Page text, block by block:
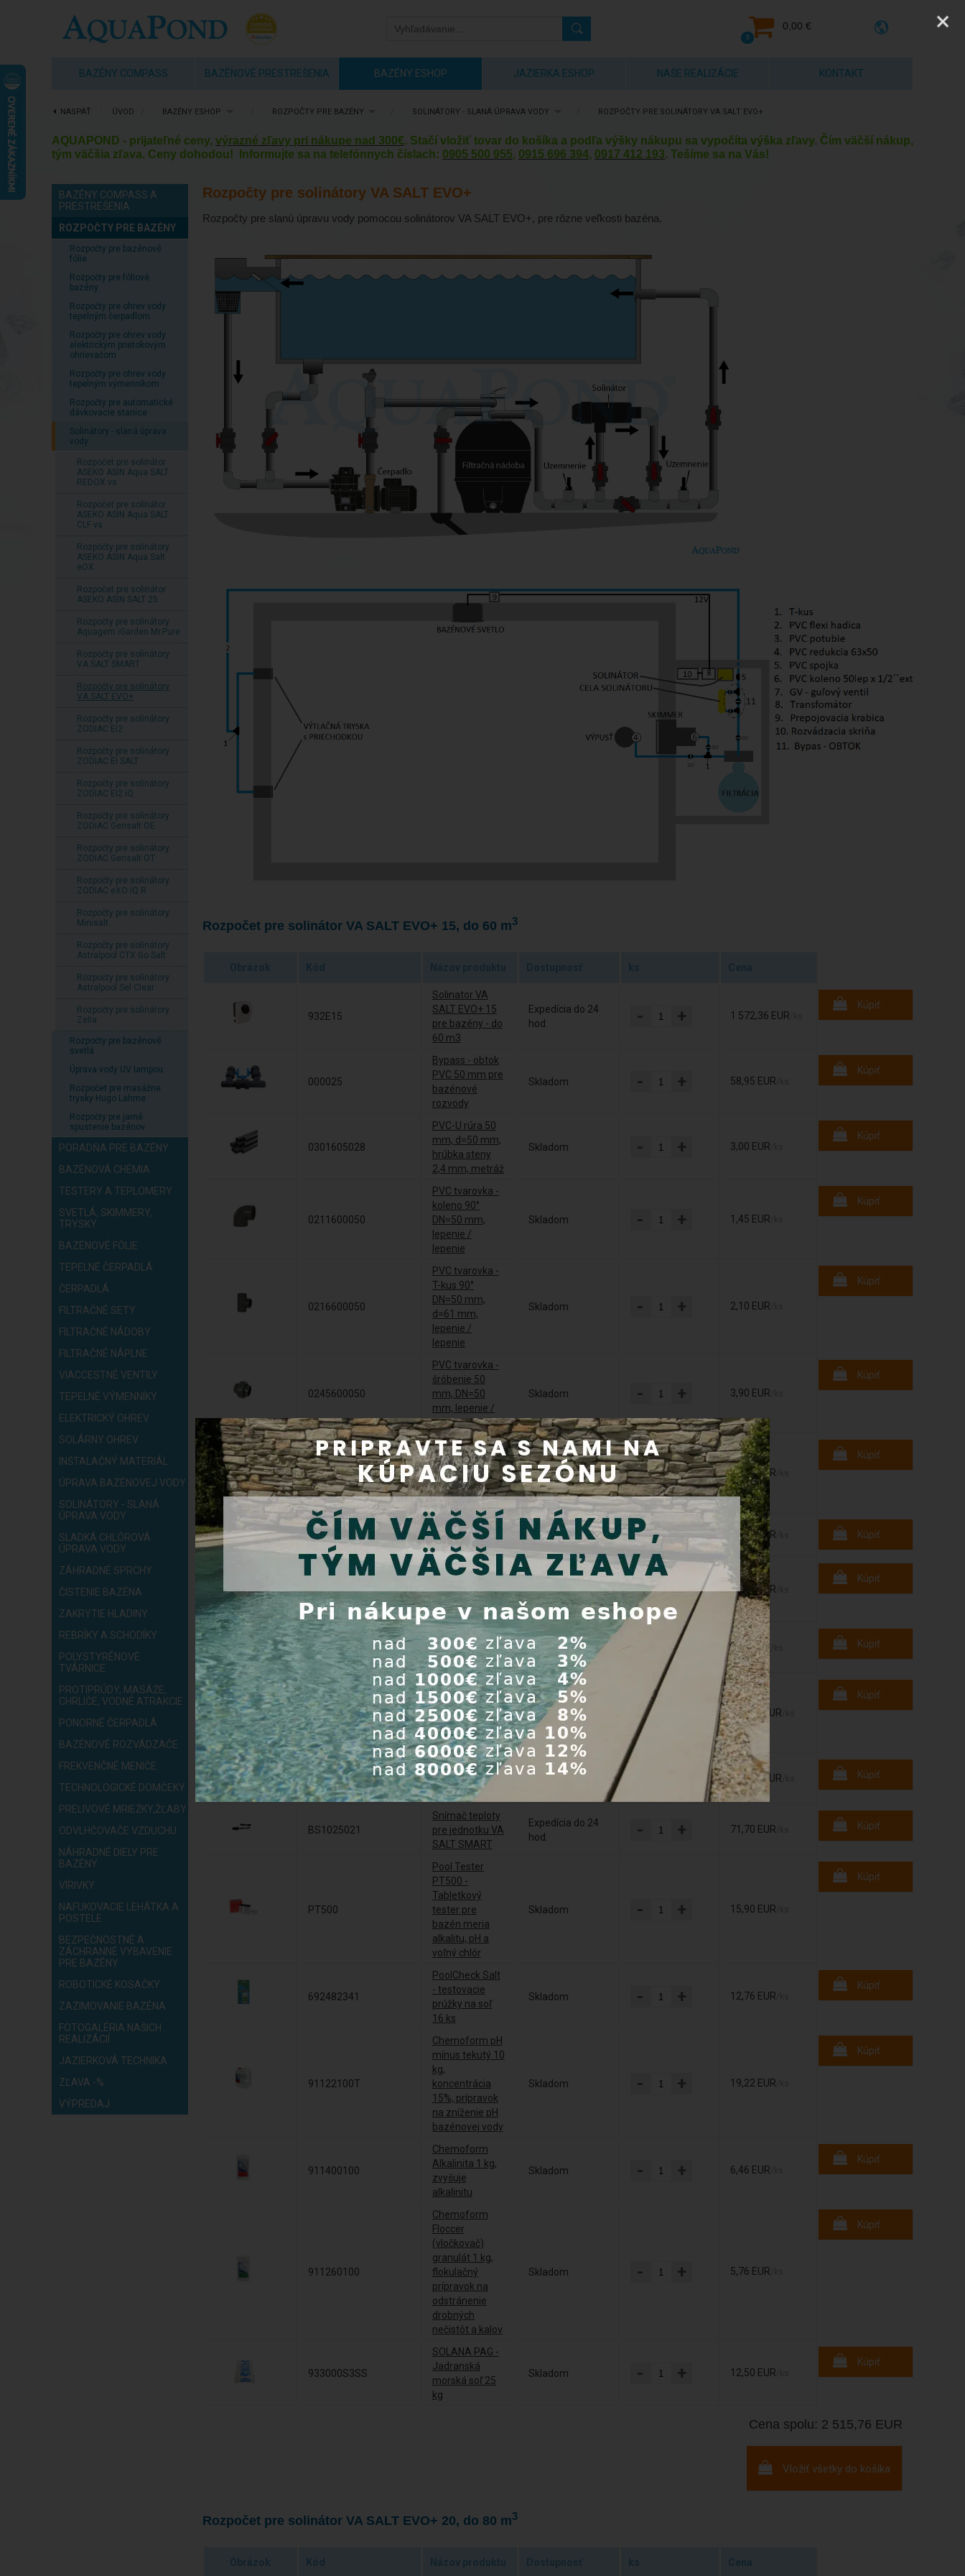
0,00 €
0
BAZÉNY COMPASS BAZÉNOVÉ PRESTREŠENIA BAZÉNY ESHOP JAZIERKA ESHOP NAŠE REALIZÁCIE KONTAKT
NASPÄŤ ÚVOD BAZÉNY ESHOP ROZPOČTY PRE BAZÉNY SOLINÁTORY - SLANÁ ÚPRAVA VODY ROZPOČTY PRE SOLINÁTORY VA SALT EVO+
AQUAPOND - prijateľné ceny, výrazné zľavy pri nákupe nad 300€. Stačí vložiť tovar do košíka a podľa výšky nákupu sa vypočíta výška zľavy. Čím väčší nákup,
tým väčšia zľava. Ceny dohodou! Informujte sa na telefónnych číslach: 0905 500 955, 0915 696 394, 0917 412 193. Tešíme sa na Vás!
BAZÉNY COMPASS A
PRESTREŠENIA
ROZPOČTY PRE BAZÉNY
Rozpočty pre bazénové
fólie
Rozpočty pre fóliové
bazény
Rozpočty pre ohrev vody
tepelným čerpadlom
Rozpočty pre ohrev vody
elektrickým prietokovým
ohrievačom
Rozpočty pre ohrev vody
tepelným výmenníkom
Rozpočty pre automatické
dávkovacie stanice
Solinátory - slaná úprava
vody
Rozpočet pre solinátor
ASEKO ASIN Aqua SALT
REDOX vs
Rozpočet pre solinátor
ASEKO ASIN Aqua SALT
CLF vs
Rozpočty pre solinátory
ASEKO ASIN Aqua Salt
eOX
Rozpočet pre solinátor
ASEKO ASIN SALT 25
Rozpočty pre solinátory
Aquagem iGarden Mr.Pure
Rozpočty pre solinátory
VA SALT SMART
Rozpočty pre solinátory
VA SALT EVO+
Rozpočty pre solinátory
ZODIAC Ei2
Rozpočty pre solinátory
ZODIAC Ei SALT
Rozpočty pre solinátory
ZODIAC Ei2 iQ
Rozpočty pre solinátory
ZODIAC Gensalt OE
Rozpočty pre solinátory
ZODIAC Gensalt OT
Rozpočty pre solinátory
ZODIAC eXO iQ R
Rozpočty pre solinátory
Minisalt
Rozpočty pre solinátory
Astralpool CTX Go Salt
Rozpočty pre solinátory
Astralpool Sel Clear
Rozpočty pre solinátory
Zelia
Rozpočty pre bazénové
svetlá
Úprava vody UV lampou
Rozpočet pre masážne
trysky Hugo Lahme
Rozpočty pre jarné
spustenie bazénov
PORADŇA PRE BAZÉNY
BAZÉNOVÁ CHÉMIA
TESTERY A TEPLOMERY
SVETLÁ, SKIMMERY,
TRYSKY
BAZÉNOVÉ FÓLIE
TEPELNÉ ČERPADLÁ
ČERPADLÁ
FILTRAČNÉ SETY
FILTRAČNÉ NÁDOBY
FILTRAČNÉ NÁPLNE
VIACCESTNÉ VENTILY
TEPELNÉ VÝMENNÍKY
ELEKTRICKÝ OHREV
SOLÁRNY OHREV
INŠTALAČNÝ MATERIÁL
ÚPRAVA BAZÉNOVEJ VODY
SOLINÁTORY - SLANÁ
ÚPRAVA VODY
SLADKÁ CHLÓROVÁ
ÚPRAVA VODY
ZÁHRADNÉ SPRCHY
ČISTENIE BAZÉNA
ZAKRYTIE HLADINY
REBRÍKY A SCHODÍKY
POLYSTYRÉNOVÉ
TVÁRNICE
PROTIPRÚDY, MASÁŽE,
CHRLIČE, VODNÉ ATRAKCIE
PONORNÉ ČERPADLÁ
BAZÉNOVÉ ROZVÁDZAČE
FREKVENČNÉ MENIČE
TECHNOLOGICKÉ DOMČEKY
PRELIVOVÉ MRIEŽKY,ŽĽABY
ODVLHČOVAČE VZDUCHU
NÁHRADNÉ DIELY PRE
BAZÉNY
VÍRIVKY
NAFUKOVACIE LEHÁTKA A
POSTELE
BEZPEČNOSTNÉ A
ZÁCHRANNÉ VYBAVENIE
PRE BAZÉNY
ROBOTICKÉ KOSAČKY
ZAZIMOVANIE BAZÉNA
FOTOGALÉRIA NAŠICH
REALIZÁCIÍ
JAZIERKOVÁ TECHNIKA
ZĽAVA -%
VÝPREDAJ
Rozpočty pre solinátory VA SALT EVO+
Rozpočty pre slanú úpravu vody pomocou solinátorov VA SALT EVO+, pre rôzne veľkosti bazéna.
Rozpočet pre solinátor VA SALT EVO+ 15, do 60 m3
932E15
Solinator VA
SALT EVO+ 15
pre bazény - do
60 m3
Expedícia do 24
hod.
- + 1 572,36 EUR
Kúpiť
000025
Bypass - obtok
PVC 50 mm pre
bazénové
rozvody
Skladom - + 58,95 EUR
Kúpiť
0301605028
PVC-U rúra 50
mm, d=50 mm,
hrúbka steny
2,4 mm, metráž
Skladom - + 3,00 EUR
Kúpiť
0211600050
PVC tvarovka -
koleno 90°
DN=50 mm,
lepenie /
lepenie
Skladom - + 1,45 EUR
Kúpiť
0216600050
PVC tvarovka -
T-kus 90°
DN=50 mm,
d=61 mm,
lepenie /
lepenie
Skladom - + 2,10 EUR
Kúpiť
0245600050
PVC tvarovka -
šróbenie 50
mm, DN=50
mm, lepenie /
lepenie
Skladom - + 3,90 EUR
Kúpiť
0112105
Bazénový PVC
guľový ventil
Plimex 50 mm
lepenie /
Skladom - + 18,00 EUR
Kúpiť
5121201+0216600050
Uzemnenie
titan DN=50mm
Do 5 dní - 28,70 EUR Kúpiť
0410600250
Griffon UNI-100
so štetcom 250
ml
Skladom - + 11,00 EUR
Kúpiť
0425600125
Griffon čistič na
PVC, PVC-C,
ABS 125 ml
Skladom + 7,10 EUR Kúpiť
9311002
Domopool kit -
diaľkové
ovládanie VA
HYDROSALT /
VA SALT EVO+
Expedícia do 24
hod.
- 540,00 EUR
Kúpiť
9313000
KIT ORP pre
jednotku VA
SALT SMART
Expedícia do 24
124,90 EUR Kúpiť
BS1025021
Snímač teploty
pre jednotku VA
SALT SMART
Expedícia do 24
hod.
- + 71,70 EUR Kúpiť
PT500
Pool Tester
PT500 -
Tabletkový
tester pre
bazén meria
alkalitu, pH a
voľný chlór
Skladom - + 15,90 EUR
Kúpiť
692482341
PoolCheck Salt
- testovacie
prúžky na soľ
16 ks
Skladom - + 12,76 EUR
Kúpiť
91122100T
Chemoform pH
mínus tekutý 10
kg,
koncentrácia
15%, prípravok
na zníženie pH
bazénovej vody
Skladom - + 19,22 EUR
Kúpiť
911400100
Chemoform
Alkalinita 1 kg,
zvyšuje
alkalinitu
Skladom - + 6,46 EUR
Kúpiť
911260100
Chemoform
Floccer
(vločkovač)
granulát 1 kg,
flokulačný
prípravok na
odstránenie
drobných
nečistôt a kalov
Skladom - + 5,76 EUR
Kúpiť
933000S3SS
SOLANA PAG -
Jadranská
morská soľ 25
kg
Skladom - + 12,50 EUR
Kúpiť
Cena spolu: 2 515,76 EUR
Vložiť všetky do košíka
Rozpočet pre solinátor VA SALT EVO+ 20, do 80 m3